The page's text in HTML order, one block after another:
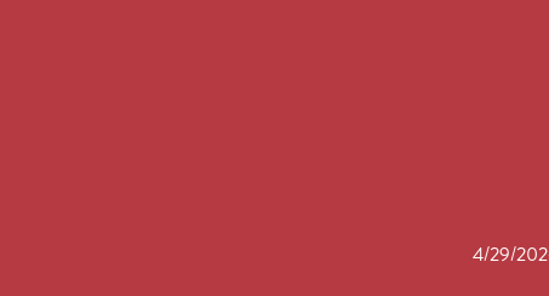
4/29/